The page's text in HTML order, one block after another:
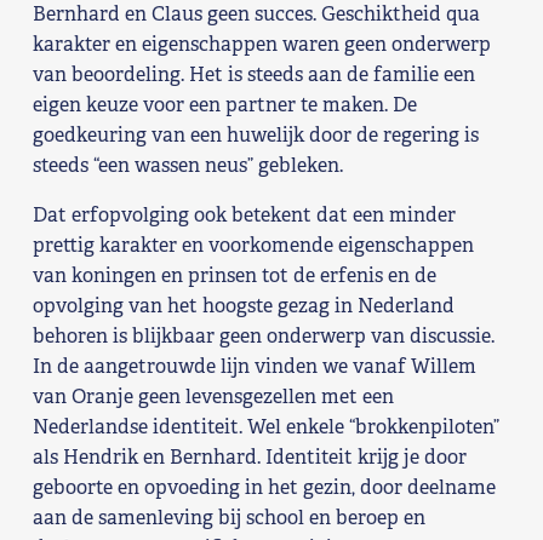
Bernhard en Claus geen succes. Geschiktheid qua
karakter en eigenschappen waren geen onderwerp
van beoordeling. Het is steeds aan de familie een
eigen keuze voor een partner te maken. De
goedkeuring van een huwelijk door de regering is
steeds “een wassen neus” gebleken.
Dat erfopvolging ook betekent dat een minder
prettig karakter en voorkomende eigenschappen
van koningen en prinsen tot de erfenis en de
opvolging van het hoogste gezag in Nederland
behoren is blijkbaar geen onderwerp van discussie.
In de aangetrouwde lijn vinden we vanaf Willem
van Oranje geen levensgezellen met een
Nederlandse identiteit. Wel enkele “brokkenpiloten”
als Hendrik en Bernhard. Identiteit krijg je door
geboorte en opvoeding in het gezin, door deelname
aan de samenleving bij school en beroep en